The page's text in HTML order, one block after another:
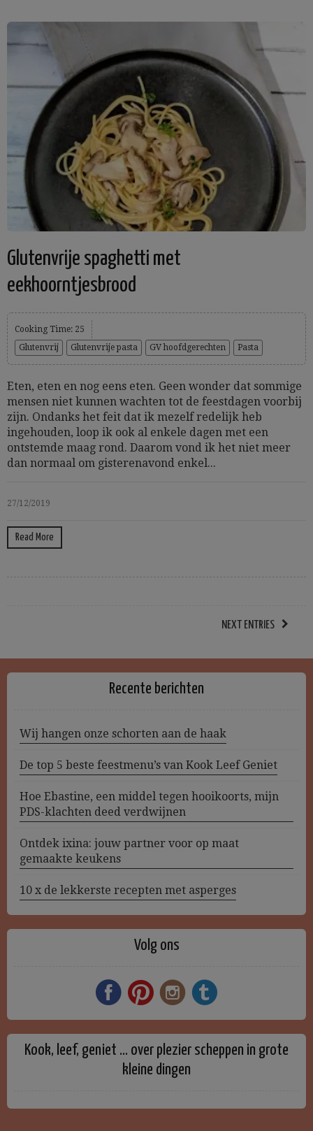
Glutenvrije spaghetti met
eekhoorntjesbrood
Cooking Time: 25
Glutenvrij
Glutenvrije pasta GV hoofdgerechten Pasta
Eten, eten en nog eens eten. Geen wonder dat sommige
mensen niet kunnen wachten tot de feestdagen voorbij
zijn. Ondanks het feit dat ik mezelf redelijk heb
ingehouden, loop ik ook al enkele dagen met een
ontstemde maag rond. Daarom vond ik het niet meer
dan normaal om gisterenavond enkel...
27/12/2019
Read More
NEXT ENTRIES
Recente berichten
Wij hangen onze schorten aan de haak
De top 5 beste feestmenu’s van Kook Leef Geniet
Hoe Ebastine, een middel tegen hooikoorts, mijn
PDS-klachten deed verdwijnen
Ontdek ixina: jouw partner voor op maat
gemaakte keukens
10 x de lekkerste recepten met asperges
Volg ons
Kook, leef, geniet … over plezier scheppen in grote
kleine dingen